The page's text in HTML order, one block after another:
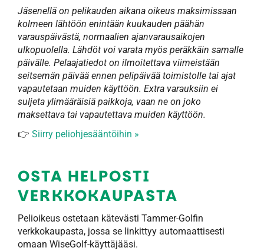
Jäsenellä on pelikauden aikana oikeus maksimissaan
kolmeen lähtöön enintään kuukauden päähän
varauspäivästä, normaalien ajanvarausaikojen
ulkopuolella. Lähdöt voi varata myös peräkkäin samalle
päivälle. Pelaajatiedot on ilmoitettava viimeistään
seitsemän päivää ennen pelipäivää toimistolle tai ajat
vapautetaan muiden käyttöön. Extra varauksiin ei
suljeta ylimääräisiä paikkoja, vaan ne on joko
maksettava tai vapautettava muiden käyttöön.
👉 Siirry peliohjesääntöihin »
OSTA HELPOSTI
VERKKOKAUPASTA
Pelioikeus ostetaan kätevästi Tammer-Golfin
verkkokaupasta, jossa se linkittyy automaattisesti
omaan WiseGolf-käyttäjääsi.